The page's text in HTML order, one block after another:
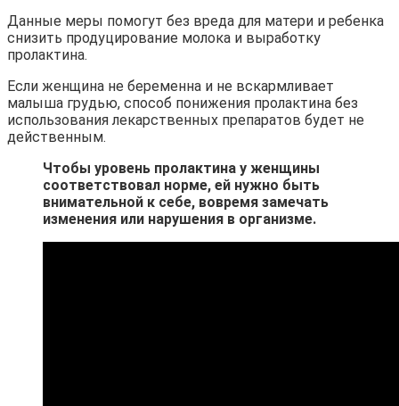
Данные меры помогут без вреда для матери и ребенка
снизить продуцирование молока и выработку
пролактина.
Если женщина не беременна и не вскармливает
малыша грудью, способ понижения пролактина без
использования лекарственных препаратов будет не
действенным.
Чтобы уровень пролактина у женщины
соответствовал норме, ей нужно быть
внимательной к себе, вовремя замечать
изменения или нарушения в организме.